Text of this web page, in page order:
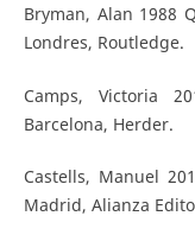
Bryman, Alan 1988
Londres, Routledge.
Camps, Victoria
Barcelona, Herder.
Castells, Manuel
Madrid, Alianza